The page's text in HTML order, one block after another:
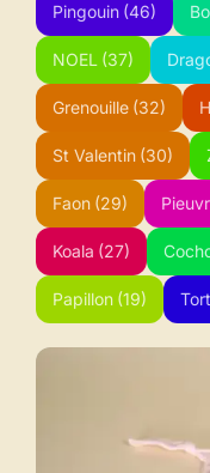
Pingouin (46)
NOEL (37)
Grenouille (32)
St Valentin (30)
Faon (29)
Koala (27)
Papillon (19)